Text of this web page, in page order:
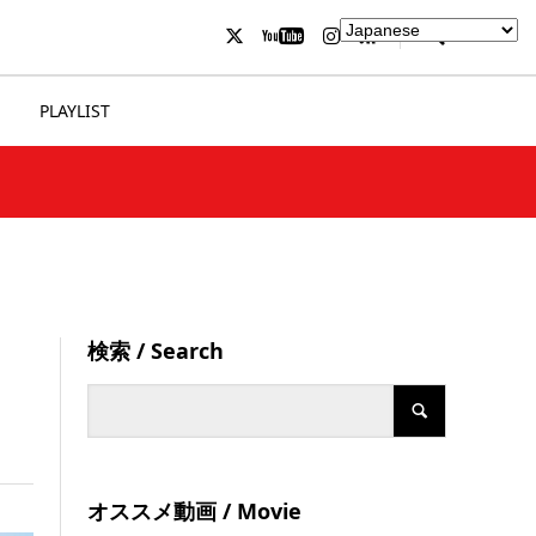
PLAYLIST
検索 / Search
オススメ動画 / Movie